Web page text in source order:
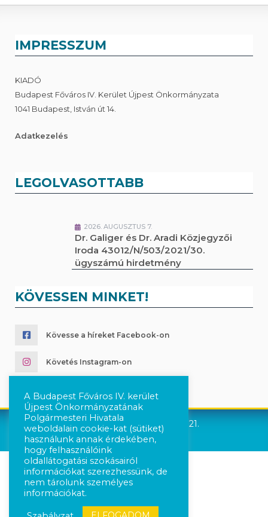
IMPRESSZUM
KIADÓ
Budapest Főváros IV. Kerület Újpest Önkormányzata
1041 Budapest, István út 14.
Adatkezelés
LEGOLVASOTTABB
2026. AUGUSZTUS 7.
Dr. Galiger és Dr. Aradi Közjegyzői
Iroda 43012/N/503/2021/30.
ügyszámú hirdetmény
KÖVESSEN MINKET!
Kövesse a híreket Facebook-on
Követés Instagram-on
Újpest Önkormányzata © 2021.
A Budapest Főváros IV. kerület
Újpest Önkormányzatának
Polgármesteri Hivatala
weboldalain cookie-kat (sütiket)
használunk annak érdekében,
hogy felhasználóink
oldallátogatási szokásairól
információkat szerezhessünk, de
nem tárolunk személyes
információkat.